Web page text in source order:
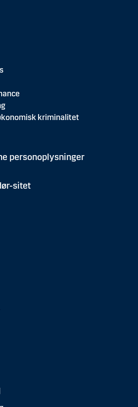
kriminalitet
personoplysninger
sitet